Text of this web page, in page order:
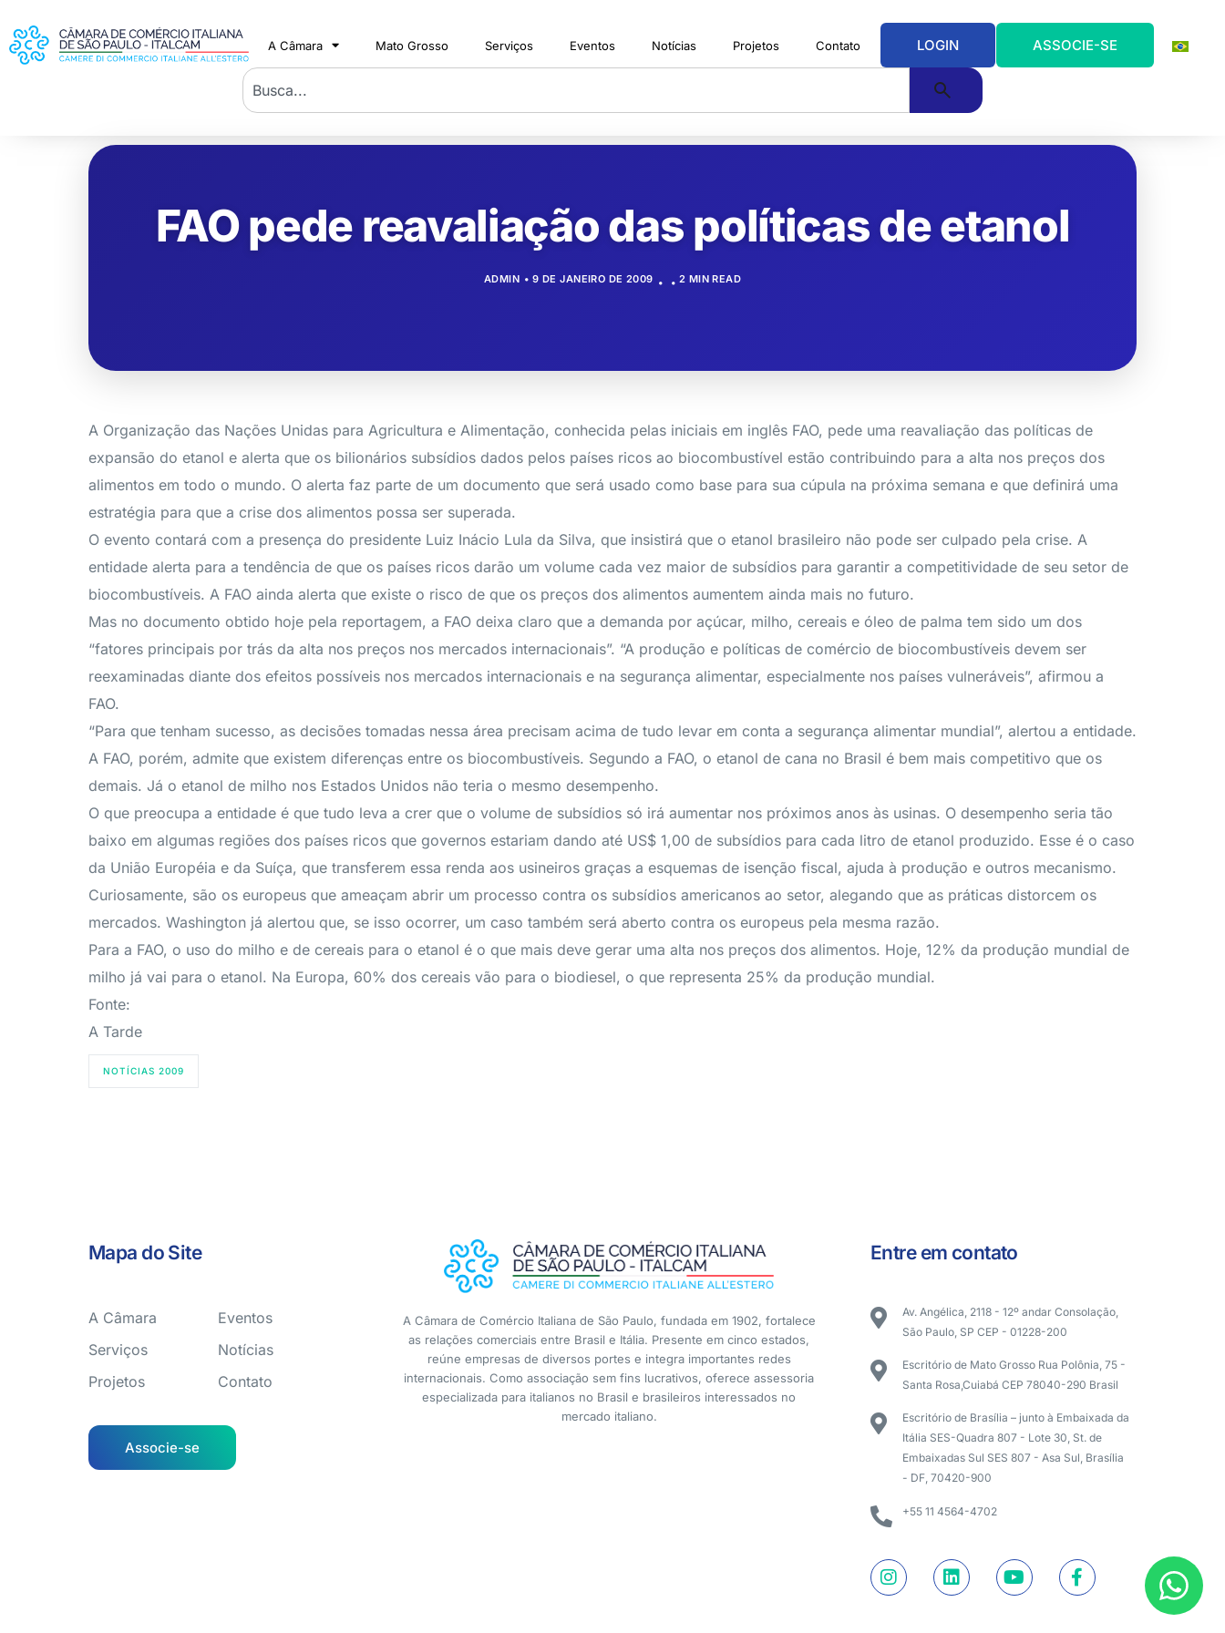
A Câmara Mato Grosso Serviços Eventos Notícias Projetos Contato LOGIN ASSOCIE-SE
FAO pede reavaliação das políticas de etanol
ADMIN 9 DE JANEIRO DE 2009 2 MIN READ
A Organização das Nações Unidas para Agricultura e Alimentação, conhecida pelas iniciais em inglês FAO, pede uma reavaliação das políticas de
expansão do etanol e alerta que os bilionários subsídios dados pelos países ricos ao biocombustível estão contribuindo para a alta nos preços dos
alimentos em todo o mundo. O alerta faz parte de um documento que será usado como base para sua cúpula na próxima semana e que definirá uma
estratégia para que a crise dos alimentos possa ser superada.
O evento contará com a presença do presidente Luiz Inácio Lula da Silva, que insistirá que o etanol brasileiro não pode ser culpado pela crise. A
entidade alerta para a tendência de que os países ricos darão um volume cada vez maior de subsídios para garantir a competitividade de seu setor de
biocombustíveis. A FAO ainda alerta que existe o risco de que os preços dos alimentos aumentem ainda mais no futuro.
Mas no documento obtido hoje pela reportagem, a FAO deixa claro que a demanda por açúcar, milho, cereais e óleo de palma tem sido um dos
“fatores principais por trás da alta nos preços nos mercados internacionais”. “A produção e políticas de comércio de biocombustíveis devem ser
reexaminadas diante dos efeitos possíveis nos mercados internacionais e na segurança alimentar, especialmente nos países vulneráveis”, afirmou a
FAO.
“Para que tenham sucesso, as decisões tomadas nessa área precisam acima de tudo levar em conta a segurança alimentar mundial”, alertou a entidade.
A FAO, porém, admite que existem diferenças entre os biocombustíveis. Segundo a FAO, o etanol de cana no Brasil é bem mais competitivo que os
demais. Já o etanol de milho nos Estados Unidos não teria o mesmo desempenho.
O que preocupa a entidade é que tudo leva a crer que o volume de subsídios só irá aumentar nos próximos anos às usinas. O desempenho seria tão
baixo em algumas regiões dos países ricos que governos estariam dando até US$ 1,00 de subsídios para cada litro de etanol produzido. Esse é o caso
da União Européia e da Suíça, que transferem essa renda aos usineiros graças a esquemas de isenção fiscal, ajuda à produção e outros mecanismo.
Curiosamente, são os europeus que ameaçam abrir um processo contra os subsídios americanos ao setor, alegando que as práticas distorcem os
mercados. Washington já alertou que, se isso ocorrer, um caso também será aberto contra os europeus pela mesma razão.
Para a FAO, o uso do milho e de cereais para o etanol é o que mais deve gerar uma alta nos preços dos alimentos. Hoje, 12% da produção mundial de
milho já vai para o etanol. Na Europa, 60% dos cereais vão para o biodiesel, o que representa 25% da produção mundial.
Fonte:
A Tarde
NOTÍCIAS 2009
Mapa do Site
A Câmara
Serviços
Projetos
Eventos
Notícias
Contato
Associe-se
A Câmara de Comércio Italiana de São Paulo, fundada em 1902, fortalece
as relações comerciais entre Brasil e Itália. Presente em cinco estados,
reúne empresas de diversos portes e integra importantes redes
internacionais. Como associação sem fins lucrativos, oferece assessoria
especializada para italianos no Brasil e brasileiros interessados no
mercado italiano.
Entre em contato
Av. Angélica, 2118 - 12º andar Consolação,
São Paulo, SP CEP - 01228-200
Escritório de Mato Grosso Rua Polônia, 75 -
Santa Rosa,Cuiabá CEP 78040-290 Brasil
Escritório de Brasília – junto à Embaixada da
Itália SES-Quadra 807 - Lote 30, St. de
Embaixadas Sul SES 807 - Asa Sul, Brasília
- DF, 70420-900
+55 11 4564-4702